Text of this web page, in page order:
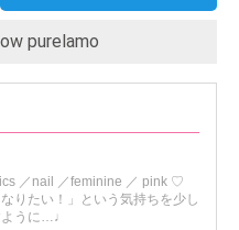
purelamo
／nail ／feminine ／ pink ♡
りたい！」という気持ちを少し
ように…♩